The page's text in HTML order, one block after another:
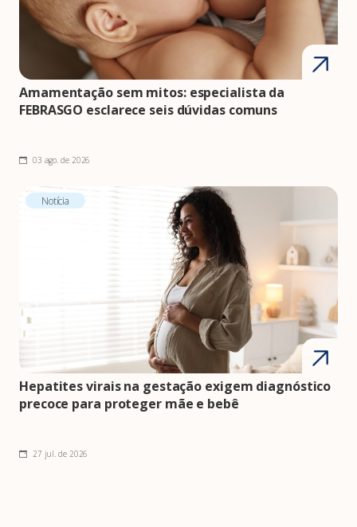
Amamentação sem mitos: especialista da
FEBRASGO esclarece seis dúvidas comuns
03 ago. de 2026
Notícia
Hepatites virais na gestação exigem diagnóstico
precoce para proteger mãe e bebê
27 jul. de 2026